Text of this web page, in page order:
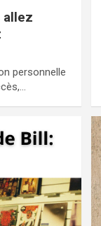
allez
personnelle